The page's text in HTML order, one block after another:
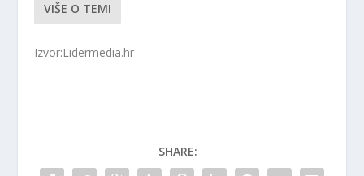
VIŠE O TEMI
Izvor:Lidermedia.hr
SHARE: